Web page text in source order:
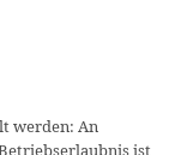
werden: An
ist